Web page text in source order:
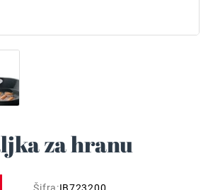
za hranu
Šifra:IB723200